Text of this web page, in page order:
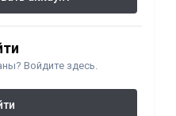
Войдите здесь.